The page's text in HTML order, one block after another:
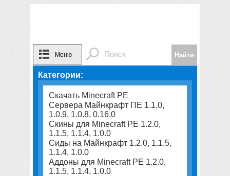
Меню
Категории:
Скачать Minecraft PE
Сервера Майнкрафт ПЕ 1.1.0,
1.0.9, 1.0.8, 0.16.0
Скины для Minecraft PE 1.2.0,
1.1.5, 1.1.4, 1.0.0
Сиды на Майнкрафт 1.2.0, 1.1.5,
1.1.4, 1.0.0
Аддоны для Minecraft PE 1.2.0,
1.1.5, 1.1.4, 1.0.0